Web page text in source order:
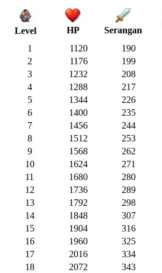
Level HP Serangan
1
1120 190
2
1176 199
3
1232 208
4
1288 217
5
1344 226
6
1400 235
7
1456 244
8
1512 253
9
1568 262
10
1624 271
11
1680 280
12
1736 289
13
1792 298
14
1848 307
15
1904 316
16
1960 325
17
2016 334
18
2072 343